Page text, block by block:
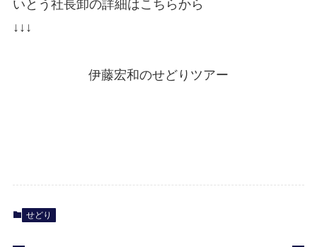
いとう社長卸の詳細はこちらから
↓↓↓
伊藤宏和のせどりツアー
せどり